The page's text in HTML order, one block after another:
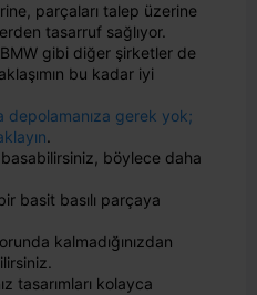
parçaları talep üzerine
tasarruf sağlıyor.
gibi diğer şirketler de
bu kadar iyi
depolamanıza gerek yok;
.
basabilirsiniz, böylece daha
basit basılı parçaya
kalmadığınızdan
tasarımları kolayca